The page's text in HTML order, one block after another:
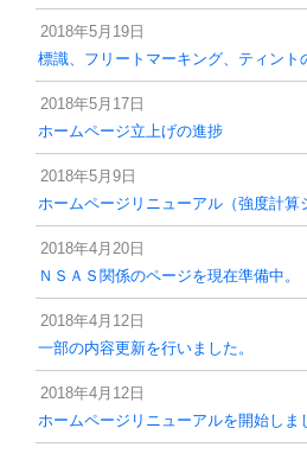
2018年5月19日
標識、フリートマーキング、ティント
2018年5月17日
ホームページ立上げの進捗
2018年5月9日
ホームページリニューアル（強度計算
2018年4月20日
ＮＳＡＳ関係のページを現在準備中。
2018年4月12日
一部の内容更新を行いました。
2018年4月12日
ホームページリニューアルを開始しま